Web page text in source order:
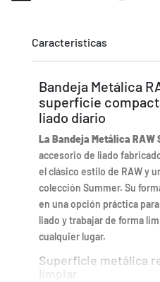
Caracteristicas
Bandeja Metálica
superficie
liado diario
La Bandeja Metálica RAW
accesorio de liado
el clásico estilo de RAW y
colección Summer. Su
en una opción práctica
liado y trabajar de forma
cualquier lugar.
Superficie metálica
limpiar